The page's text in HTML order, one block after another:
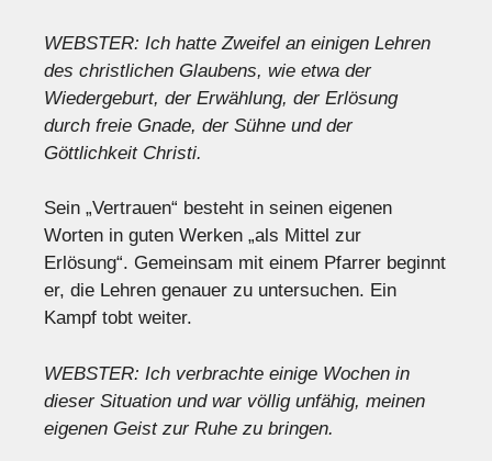
WEBSTER: Ich hatte Zweifel an einigen Lehren
des christlichen Glaubens, wie etwa der
Wiedergeburt, der Erwählung, der Erlösung
durch freie Gnade, der Sühne und der
Göttlichkeit Christi.
Sein „Vertrauen“ besteht in seinen eigenen
Worten in guten Werken „als Mittel zur
Erlösung“. Gemeinsam mit einem Pfarrer beginnt
er, die Lehren genauer zu untersuchen. Ein
Kampf tobt weiter.
WEBSTER: Ich verbrachte einige Wochen in
dieser Situation und war völlig unfähig, meinen
eigenen Geist zur Ruhe zu bringen.